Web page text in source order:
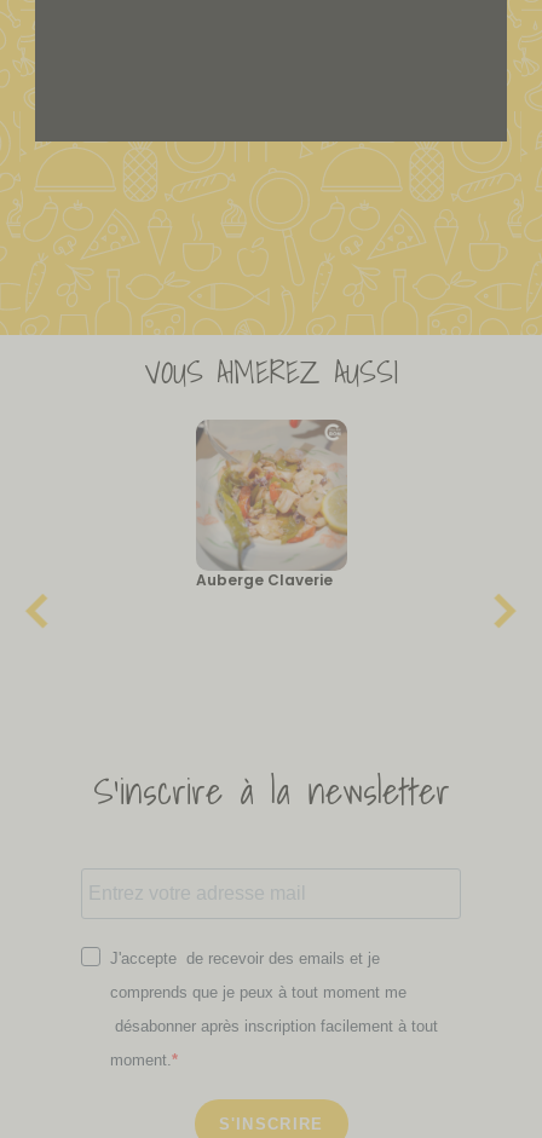
VOUS AIMEREZ AUSSI
Auberge Claverie
S'inscrire à la newsletter
J'accepte de recevoir des emails et je
comprends que je peux à tout moment me
désabonner après inscription facilement à tout
moment.
S'INSCRIRE